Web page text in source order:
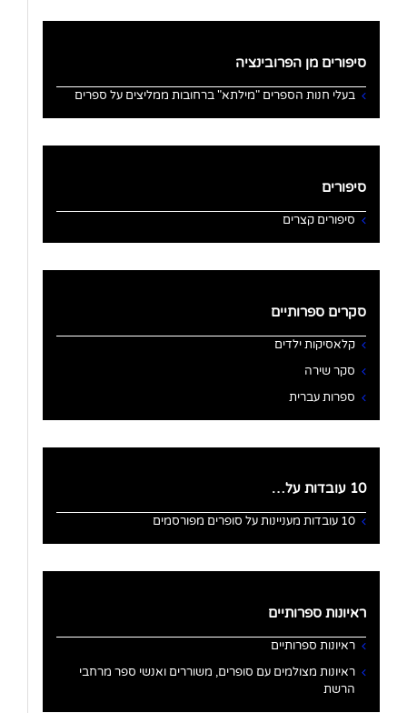
סיפורים מן הפרובינציה
בעלי חנות הספרים "מילתא" ברחובות ממליצים על ספרים
סיפורים
סיפורים קצרים
סקרים ספרותיים
קלאסיקות ילדים
סקר שירה
ספרות עברית
10 עובדות על…
10 עובדות מעניינות על סופרים מפורסמים
ראיונות ספרותיים
ראיונות ספרותיים
ראיונות מצולמים עם סופרים, משוררים ואנשי ספר מרחבי
הרשת